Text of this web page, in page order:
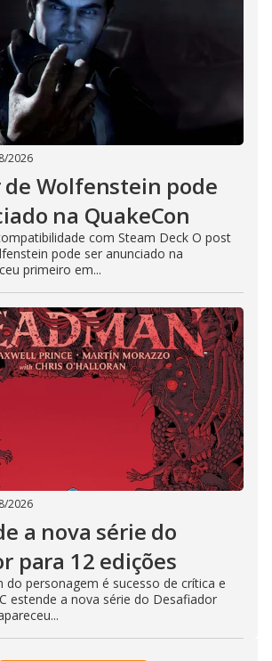
2026
de Wolfenstein pode
na QuakeCon
com Steam Deck O post
pode ser anunciado na
primeiro em...
2026
a nova série do
para 12 edições
do personagem é sucesso de crítica e
estende a nova série do Desafiador